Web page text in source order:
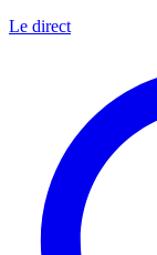
Le direct